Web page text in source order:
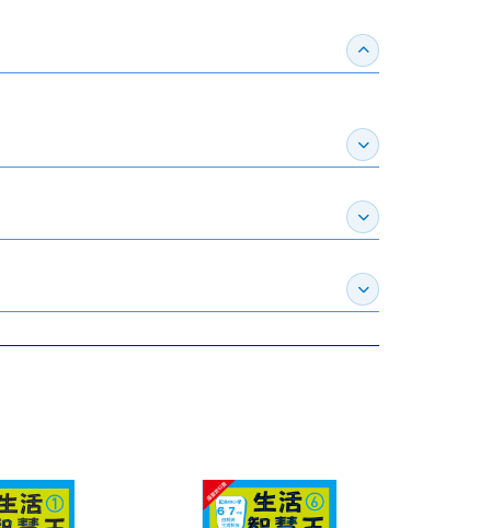
收合得獎紀錄
展開作家介紹
展開推薦專區
展開訂購須知